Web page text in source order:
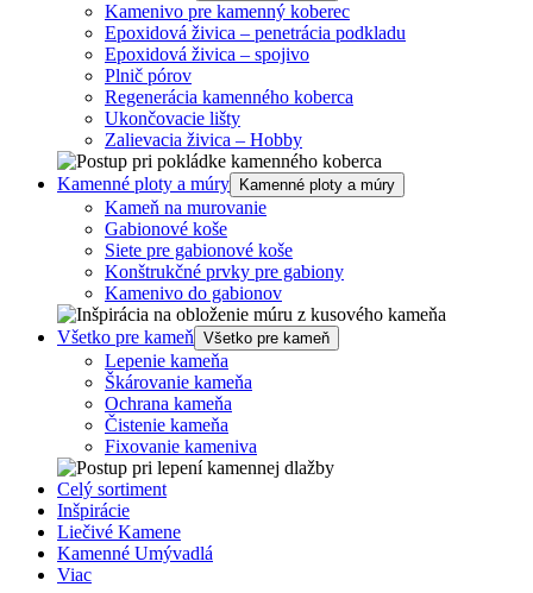
Kamenivo pre kamenný koberec
Epoxidová živica – penetrácia podkladu
Epoxidová živica – spojivo
Plnič pórov
Regenerácia kamenného koberca
Ukončovacie lišty
Zalievacia živica – Hobby
Kamenné ploty a múry Kamenné ploty a múry
Kameň na murovanie
Gabionové koše
Siete pre gabionové koše
Konštrukčné prvky pre gabiony
Kamenivo do gabionov
Všetko pre kameň Všetko pre kameň
Lepenie kameňa
Škárovanie kameňa
Ochrana kameňa
Čistenie kameňa
Fixovanie kameniva
Celý sortiment
Inšpirácie
Liečivé Kamene
Kamenné Umývadlá
Viac